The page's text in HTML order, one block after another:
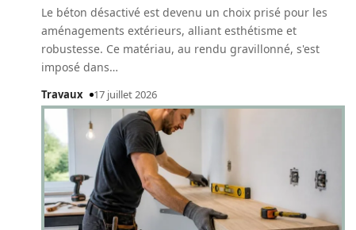
Le béton désactivé est devenu un choix prisé pour les
aménagements extérieurs, alliant esthétisme et
robustesse. Ce matériau, au rendu gravillonné, s'est
imposé dans…
Travaux 17 juillet 2026